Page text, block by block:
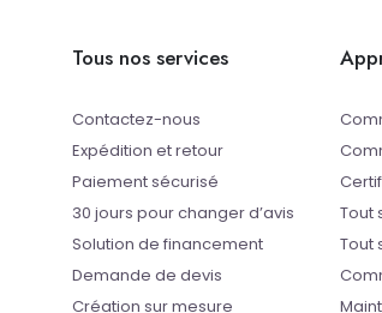
Tous nos services
Contactez-nous
Expédition et retour
Paiement sécurisé
30 jours pour changer d’avis
Solution de financement
Demande de devis
Création sur mesure
Tout
Tout